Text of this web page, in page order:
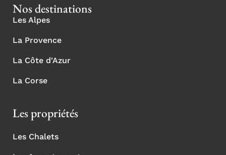
Nos destinations
Les Alpes
La Provence
La Côte d'Azur
La Corse
Les propriétés
Les Chalets